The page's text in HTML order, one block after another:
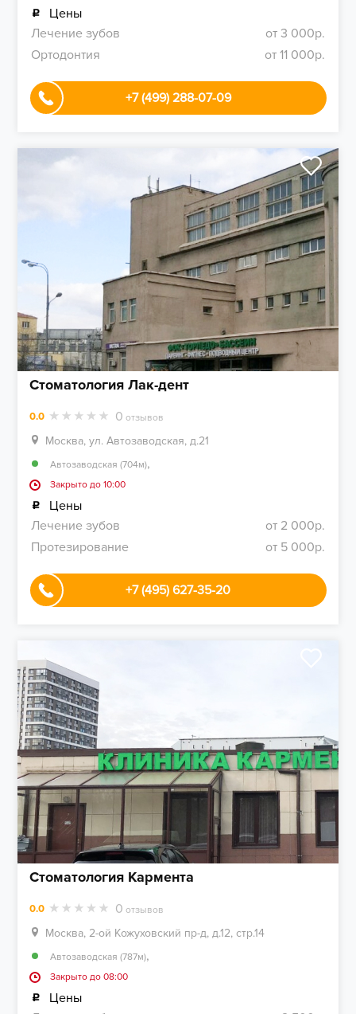
Цены
Лечение зубов
от 3 000р.
Ортодонтия
от 11 000р.
+7 (499) 288-07-09
Стоматология Лак-дент
0.0 0 отзывов
Москва, ул. Автозаводская, д.21
Автозаводская (704м),
Закрыто до 10:00
Цены
Лечение зубов
от 2 000р.
Протезирование
от 5 000р.
+7 (495) 627-35-20
Стоматология Кармента
0.0 0 отзывов
Москва, 2-ой Кожуховский пр-д, д.12, стр.14
Автозаводская (787м),
Закрыто до 08:00
Цены